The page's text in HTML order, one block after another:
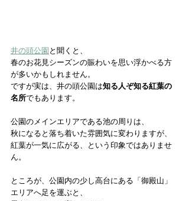
井の頭公園 と聞くと、
春のお花見シーズンの賑わいを思い浮かべる方
が多いかもしれません。
ですが実は、井の頭公園は知る人ぞ知る紅葉の
名所でもあります。
公園のメインエリアである池の周りは、
秋になると落ち着いた雰囲気に変わりますが、
紅葉が一気に広がる、という印象ではありませ
ん。
ところが、公園内の少し高台にある「御殿山」
エリアへ足を運ぶと、